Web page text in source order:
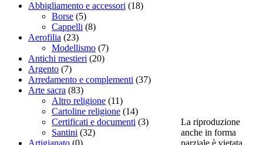
Abbigliamento e accessori (18)
Borse (5)
Cappelli (8)
Aerofilia (23)
Modellismo (7)
Antichi mestieri (20)
Argento (7)
Arredamento e complementi (37)
Arte sacra (83)
Altro religione (11)
Cartoline religione (14)
Certificati e documenti (3)
Santini (32)
La riproduzione
anche in forma